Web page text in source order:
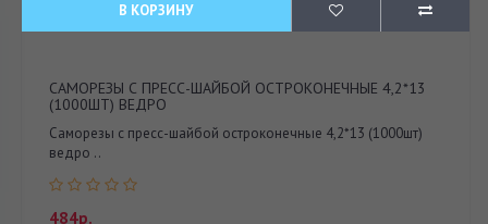
В КОРЗИНУ
САМОРЕЗЫ С ПРЕСС-ШАЙБОЙ ОСТРОКОНЕЧНЫЕ 4,2*13
(1000ШТ) ВЕДРО
Саморезы с пресс-шайбой остроконечные 4,2*13 (1000шт)
ведро ..
484р.